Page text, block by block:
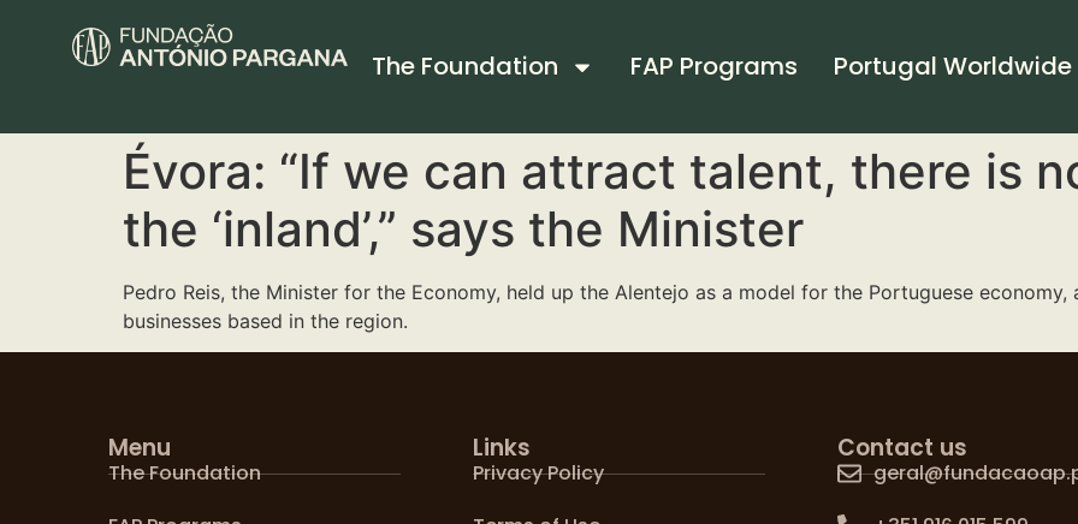
The Foundation FAP Programs Portugal Worldwide
Évora: “If we can attract talent, there is
the ‘inland’,” says the Minister
Pedro Reis, the Minister for the Economy, held up the Alentejo as a model for the Portuguese
businesses based in the region.
Menu
The Foundation
Links
Privacy Policy
Contact us